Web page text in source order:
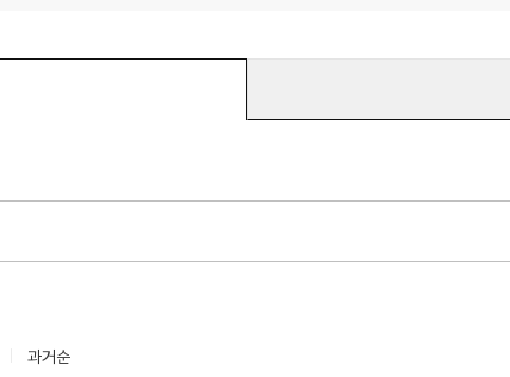
과거순